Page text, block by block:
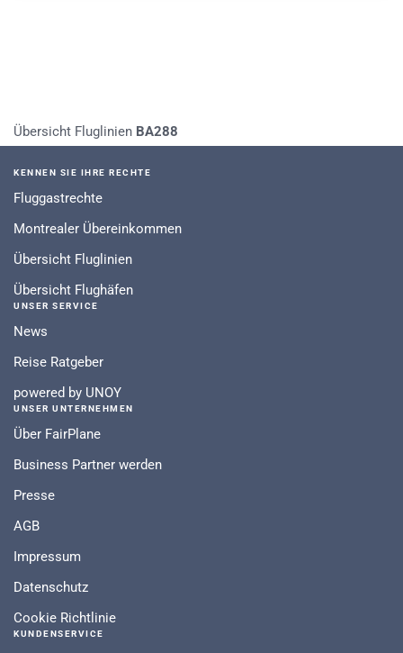
Übersicht Fluglinien BA288
KENNEN SIE IHRE RECHTE
Fluggastrechte
Montrealer Übereinkommen
Übersicht Fluglinien
Übersicht Flughäfen
UNSER SERVICE
News
Reise Ratgeber
powered by UNOY
UNSER UNTERNEHMEN
Über FairPlane
Business Partner werden
Presse
AGB
Impressum
Datenschutz
Cookie Richtlinie
KUNDENSERVICE